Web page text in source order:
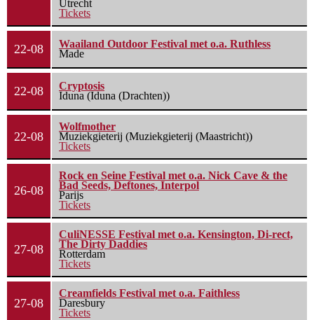
Utrecht
Tickets
22-08
Waailand Outdoor Festival met o.a. Ruthless
Made
22-08
Cryptosis
Iduna (Iduna (Drachten))
22-08
Wolfmother
Muziekgieterij (Muziekgieterij (Maastricht))
Tickets
26-08
Rock en Seine Festival met o.a. Nick Cave & the
Bad Seeds, Deftones, Interpol
Parijs
Tickets
27-08
CuliNESSE Festival met o.a. Kensington, Di-rect,
The Dirty Daddies
Rotterdam
Tickets
27-08
Creamfields Festival met o.a. Faithless
Daresbury
Tickets